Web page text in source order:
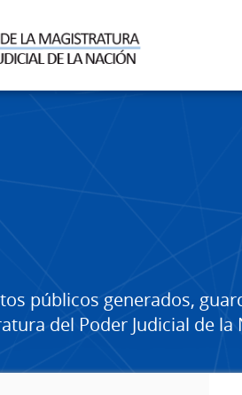
públicos generados,
del Poder Judicial de la